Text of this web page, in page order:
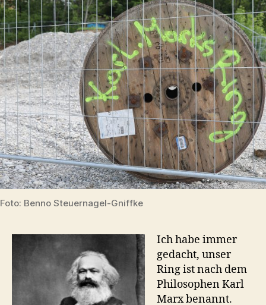
Foto: Benno Steuernagel-Gniffke
Ich habe immer
gedacht, unser
Ring ist nach dem
Philosophen Karl
Marx benannt.